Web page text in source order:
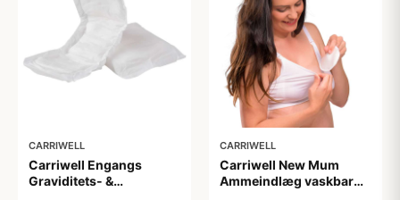
CARRIWELL
Carriwell Engangs
Graviditets- &
CARRIWELL
Carriwell New Mum
Ammeindlæg vaskbar